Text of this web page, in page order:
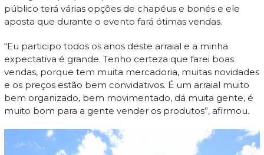
público terá várias opções de chapéus e bonés e ele
aposta que durante o evento fará ótimas vendas.
“Eu participo todos os anos deste arraial e a minha
expectativa é grande. Tenho certeza que farei boas
vendas, porque tem muita mercadoria, muitas novidades
e os preços estão bem convidativos. É um arraial muito
bem organizado, bem movimentado, dá muita gente, é
muito bom para a gente vender os produtos”, afirmou.